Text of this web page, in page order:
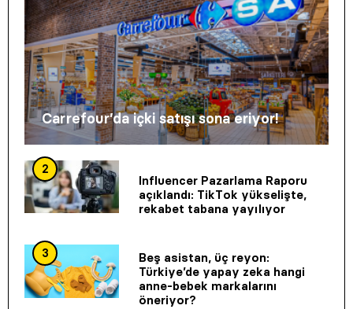
Carrefour’da içki satışı sona eriyor!
2
Influencer Pazarlama Raporu
açıklandı: TikTok yükselişte,
rekabet tabana yayılıyor
3
Beş asistan, üç reyon:
Türkiye’de yapay zeka hangi
anne-bebek markalarını
öneriyor?